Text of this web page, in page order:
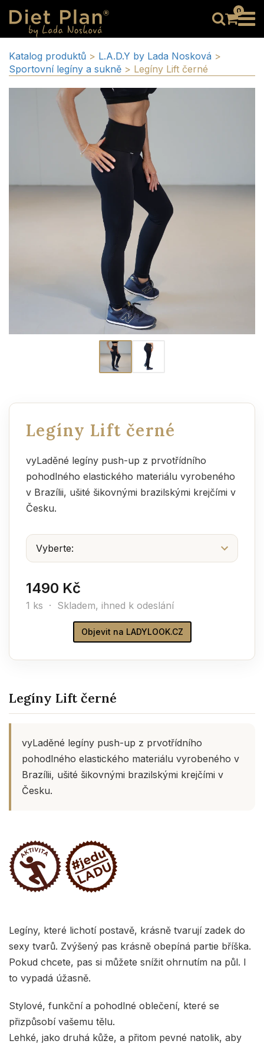
0
Katalog produktů > L.A.D.Y by Lada Nosková >
Sportovní legíny a sukně > Legíny Lift černé
Legíny Lift černé
vyLaděné legíny push-up z prvotřídního
pohodlného elastického materiálu vyrobeného
v Brazílii, ušité šikovnými brazilskými krejčími v
Česku.
1490 Kč
1 ks · Skladem, ihned k odeslání
Objevit na LADYLOOK.CZ
Legíny Lift černé
vyLaděné legíny push-up z prvotřídního
pohodlného elastického materiálu vyrobeného v
Brazílii, ušité šikovnými brazilskými krejčími v
Česku.
Legíny, které lichotí postavě, krásně tvarují zadek do
sexy tvarů. Zvýšený pas krásně obepíná partie bříška.
Pokud chcete, pas si můžete snížit ohrnutím na půl. I
to vypadá úžasně.
Stylové, funkční a pohodlné oblečení, které se
přizpůsobí vašemu tělu.
Lehké, jako druhá kůže, a přitom pevné natolik, aby